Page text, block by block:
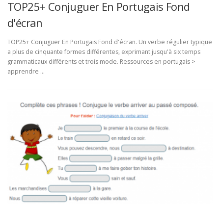
TOP25+ Conjuguer En Portugais Fond
d'écran
TOP25+ Conjuguer En Portugais Fond d'écran. Un verbe régulier typique
a plus de cinquante formes différentes, exprimant jusqu'à six temps
grammaticaux différents et trois mode. Ressources en portugais >
apprendre …